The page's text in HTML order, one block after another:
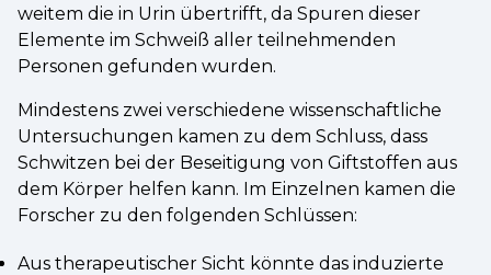
weitem die in Urin übertrifft, da Spuren dieser
Elemente im Schweiß aller teilnehmenden
Personen gefunden wurden.
Mindestens zwei verschiedene wissenschaftliche
Untersuchungen kamen zu dem Schluss, dass
Schwitzen bei der Beseitigung von Giftstoffen aus
dem Körper helfen kann. Im Einzelnen kamen die
Forscher zu den folgenden Schlüssen:
Aus therapeutischer Sicht könnte das induzierte